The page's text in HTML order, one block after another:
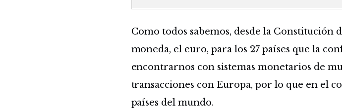
Como todos sabemos, desde la Constitución
moneda, el euro, para los 27 países que la
encontrarnos con sistemas monetarios de
transacciones con Europa, por lo que en el
países del mundo.